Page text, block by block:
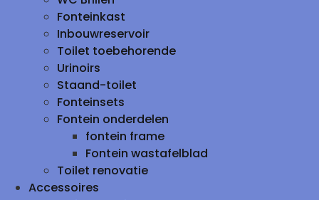
Fonteinkast
Inbouwreservoir
Toilet toebehorende
Urinoirs
Staand-toilet
Fonteinsets
Fontein onderdelen
fontein frame
Fontein wastafelblad
Toilet renovatie
Accessoires